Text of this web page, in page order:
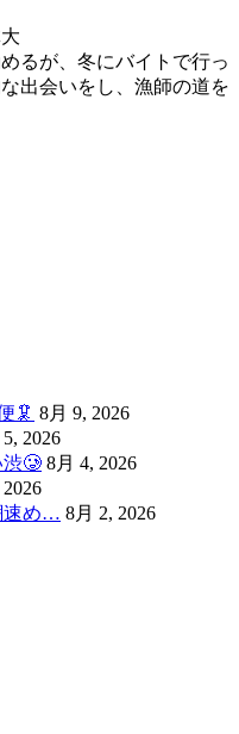
るが、冬にバイトで行っ
出会いをし、漁師の道を
🦑 8月 9, 2026
2026
渋🥲 8月 4, 2026
速め… 8月 2, 2026